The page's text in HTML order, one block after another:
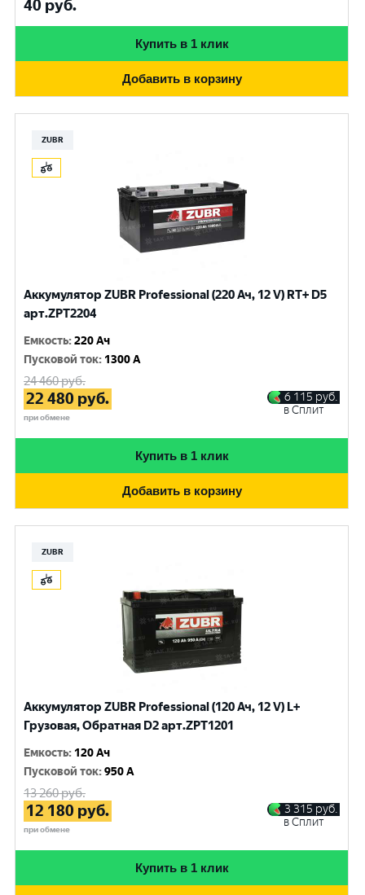
40 руб.
Купить в 1 клик
Добавить в корзину
ZUBR
Аккумулятор ZUBR Professional (220 Ач, 12 V) RT+ D5
арт.ZPT2204
Емкость:220 Ач
Пусковой ток: 1300 A
24 460руб.
22 480 руб.
при обмене
6 115 руб.
в Сплит
Купить в 1 клик
Добавить в корзину
ZUBR
Аккумулятор ZUBR Professional (120 Ач, 12 V) L+
Грузовая, Обратная D2 арт.ZPT1201
Емкость: 120 Ач
Пусковой ток:950 A
13 260руб.
12 180 руб.
при обмене
3 315 руб.
в Сплит
Купить в 1 клик